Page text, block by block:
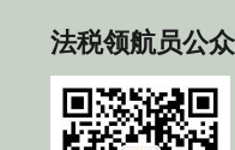
法税领航员公